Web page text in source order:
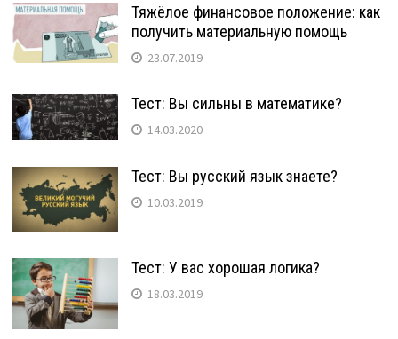
Тяжёлое финансовое положение: как
получить материальную помощь
23.07.2019
Тест: Вы сильны в математике?
14.03.2020
Тест: Вы русский язык знаете?
10.03.2019
Тест: У вас хорошая логика?
18.03.2019